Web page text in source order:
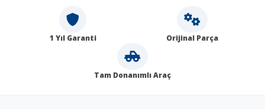
1 Yıl Garanti Orijinal Parça
Tam Donanımlı Araç